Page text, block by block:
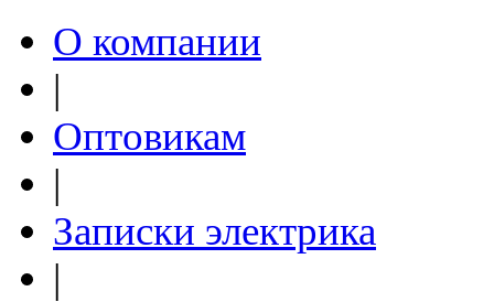
О компании
|
Оптовикам
|
Записки электрика
|